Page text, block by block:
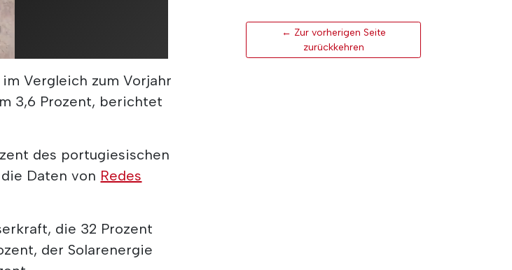
Vergleich zum Vorjahr
3,6 Prozent, berichtet
des portugiesischen
Daten von Redes
die 32 Prozent
der Solarenergie
← Zur vorherigen Seite
zurückkehren